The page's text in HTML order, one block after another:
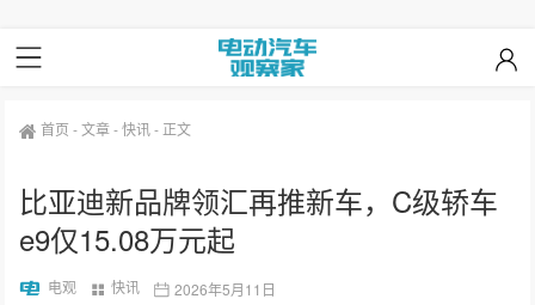
首页 -文章-快讯- 正文
比亚迪新品牌领汇再推新车，C级轿车
e9仅15.08万元起
电观 快讯 2026年5月11日